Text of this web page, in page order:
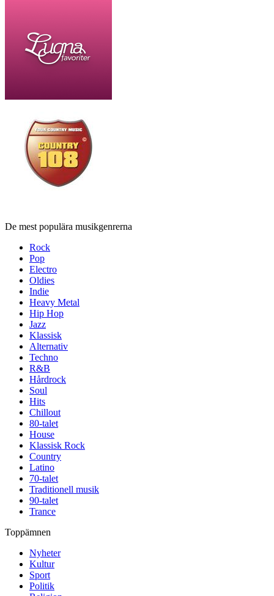
De mest populära musikgenrerna
Rock
Pop
Electro
Oldies
Indie
Heavy Metal
Hip Hop
Jazz
Klassisk
Alternativ
Techno
R&B
Hårdrock
Soul
Hits
Chillout
80-talet
House
Klassisk Rock
Country
Latino
70-talet
Traditionell musik
90-talet
Trance
Toppämnen
Nyheter
Kultur
Sport
Politik